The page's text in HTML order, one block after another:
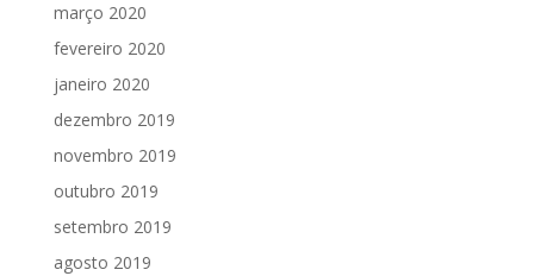
março 2020
fevereiro 2020
janeiro 2020
dezembro 2019
novembro 2019
outubro 2019
setembro 2019
agosto 2019